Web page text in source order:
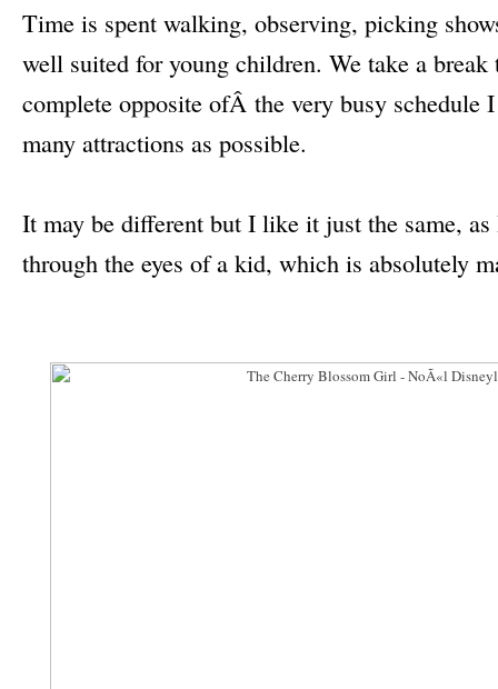
Time is spent walking, observing, picking
well suited for young children. We take a
complete opposite ofÂ the very busy schedule
many attractions as possible.
It may be different but I like it just the same,
through the eyes of a kid, which is absolutely